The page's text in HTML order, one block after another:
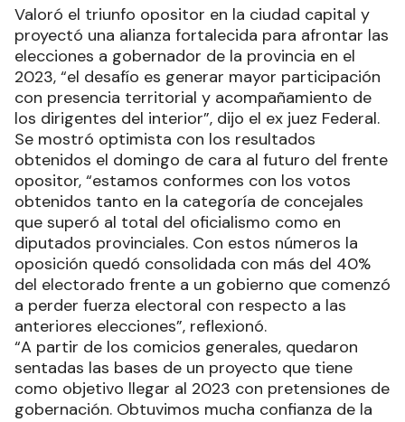
Valoró el triunfo opositor en la ciudad capital y
proyectó una alianza fortalecida para afrontar las
elecciones a gobernador de la provincia en el
2023, “el desafío es generar mayor participación
con presencia territorial y acompañamiento de
los dirigentes del interior”, dijo el ex juez Federal.
Se mostró optimista con los resultados
obtenidos el domingo de cara al futuro del frente
opositor, “estamos conformes con los votos
obtenidos tanto en la categoría de concejales
que superó al total del oficialismo como en
diputados provinciales. Con estos números la
oposición quedó consolidada con más del 40%
del electorado frente a un gobierno que comenzó
a perder fuerza electoral con respecto a las
anteriores elecciones”, reflexionó.
“A partir de los comicios generales, quedaron
sentadas las bases de un proyecto que tiene
como objetivo llegar al 2023 con pretensiones de
gobernación. Obtuvimos mucha confianza de la